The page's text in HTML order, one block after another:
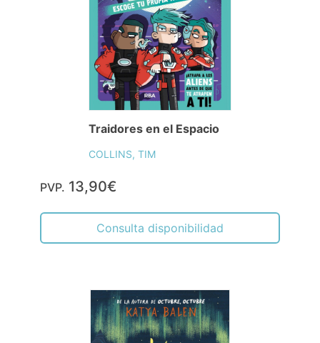
Traidores en el Espacio
COLLINS, TIM
PVP. 13,90€
Consulta disponibilidad